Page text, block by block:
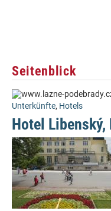
Seitenblick
Unterkünfte, Hotels
Hotel Libenský,